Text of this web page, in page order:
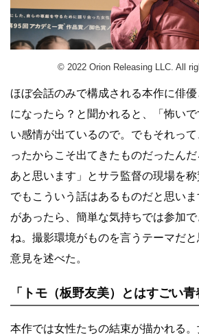
© 2022 Orion Releasing LLC. All
ほぼ会話のみで構成される本作に俳
になったら？と聞かれると、「怖い
い感情が出ているので。でもそれっ
ったからこそ出てきたものだったん
あと思います」とサラ監督の現場を
でもこういう話はあるものだと思い
があったら、簡単な気持ちでは参加
ね。撮影環境がものを言うテーマだ
意見を述べた。
「トモ（板野友美）とはすごい青
本作では女性たちの結束が描かれる